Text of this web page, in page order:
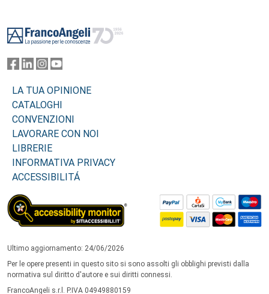
LA TUA OPINIONE
CATALOGHI
CONVENZIONI
LAVORARE CON NOI
LIBRERIE
INFORMATIVA PRIVACY
ACCESSIBILITÁ
Ultimo aggiornamento: 24/06/2026
Per le opere presenti in questo sito si sono assolti gli obblighi previsti dalla
normativa sul diritto d'autore e sui diritti connessi.
FrancoAngeli s.r.l. P.IVA 04949880159